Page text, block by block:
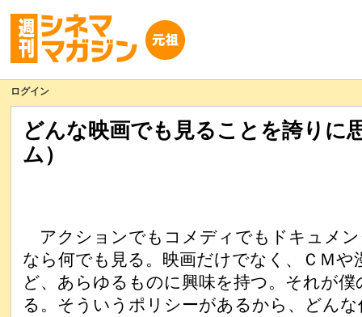
ログイン
どんな映画でも見ることを誇りに
ム）
アクションでもコメディでもドキュメン
なら何でも見る。映画だけでなく、ＣＭや
ど、あらゆるものに興味を持つ。それが
る。そういうポリシーがあるから、どん